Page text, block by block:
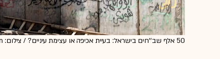
50 אלף שב''חים בישראל: בעיית אכיפה או עצימת עיניים? / צילום: Reuters, Aruallan